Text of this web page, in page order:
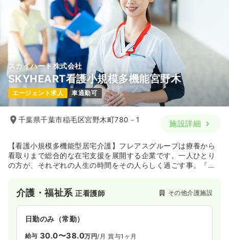
日勤のみ（常勤） 一時募集休止
27.0万円/月 賞与3.25ヶ月
※一例
時間
8:00～17:00
年間休日120日
4週8休以上
ブランク可
月給27万円以上可
気になる 詳細を見る
給与 時給1,600円〜
時間
8:00～17:00
気になる
スカイハート株式会社
SKYHEART看護小規模多機能宮野木
エージェント求人 車通勤可
千葉県千葉市稲毛区宮野木町780－1 施設詳細
【看護小規模多機能型居宅介護】フレアスグループは療養から
看取りまで総合的な在宅支援を展開する企業です。一人ひとり
の方が、それぞれの人生の時間をその人らしく過ごす事。『時
介護・福祉系正看護師 その他介護施設
日勤のみ（常勤）
給与 30.0〜38.0万円/月 賞与1ヶ月